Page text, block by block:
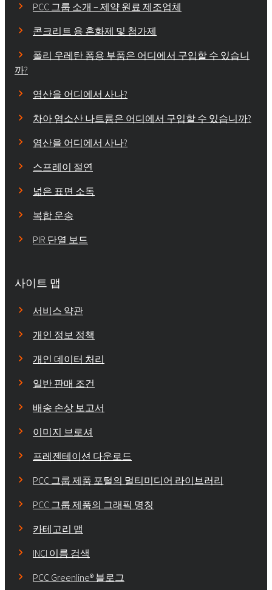
PCC 그룹 소개 – 제약 원료 제조업체
콘크리트 용 혼화제 및 첨가제
폴리 우레탄 폼용 부품은 어디에서 구입할 수 있습니
까?
염산을 어디에서 사나?
차아 염소산 나트륨은 어디에서 구입할 수 있습니까?
염산을 어디에서 사나?
스프레이 절연
넓은 표면 소독
복합 운송
PIR 단열 보드
사이트 맵
서비스 약관
개인 정보 정책
개인 데이터 처리
일반 판매 조건
배송 손상 보고서
이미지 브로셔
프레젠테이션 다운로드
PCC 그룹 제품 포털의 멀티미디어 라이브러리
PCC 그룹 제품의 그래픽 명칭
카테고리 맵
INCI 이름 검색
PCC Greenline® 블로그